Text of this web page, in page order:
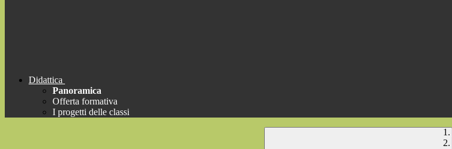
Didattica
Panoramica
Offerta formativa
I progetti delle classi